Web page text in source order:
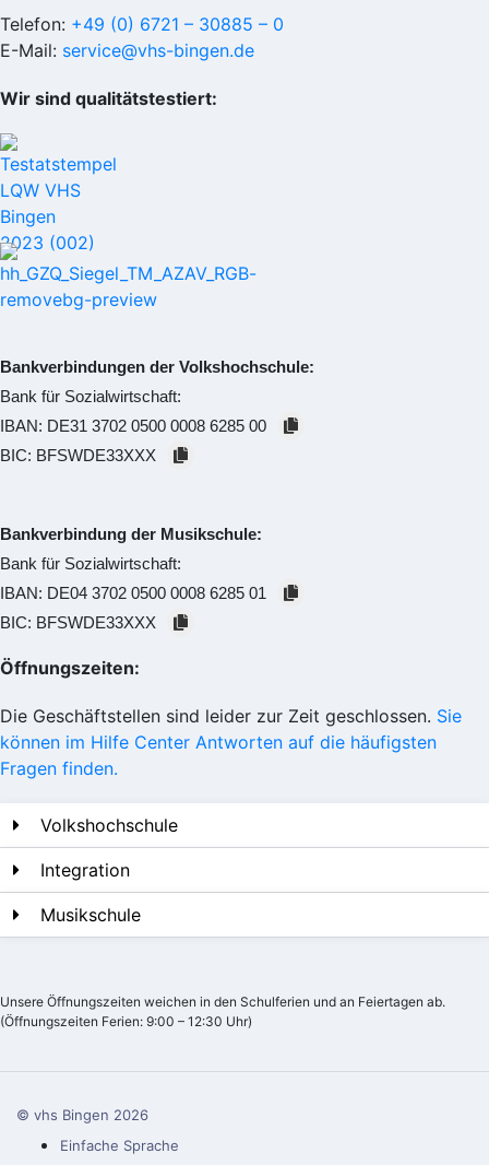
Telefon: +49 (0) 6721 – 30885 – 0
E-Mail: service@vhs-bingen.de
Wir sind qualitätstestiert:
Bankverbindungen der Volkshochschule:
Bank für Sozialwirtschaft:
IBAN: DE31 3702 0500 0008 6285 00
BIC: BFSWDE33XXX
Bankverbindung der Musikschule:
Bank für Sozialwirtschaft:
IBAN: DE04 3702 0500 0008 6285 01
BIC: BFSWDE33XXX
Öffnungszeiten:
Die Geschäftstellen sind leider zur Zeit geschlossen. Sie
können im Hilfe Center Antworten auf die häufigsten
Fragen finden.
Volkshochschule
Integration
Musikschule
Unsere Öffnungszeiten weichen in den Schulferien und an Feiertagen ab.
(Öffnungszeiten Ferien: 9:00 – 12:30 Uhr)
© vhs Bingen 2026
Einfache Sprache